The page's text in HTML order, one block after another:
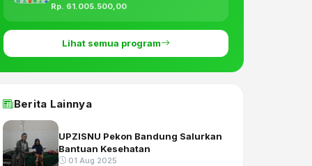
Rp. 61.005.500,00
Lihat semua program
Berita Lainnya
UPZISNU Pekon Bandung Salurkan
Bantuan Kesehatan
01 Aug 2025